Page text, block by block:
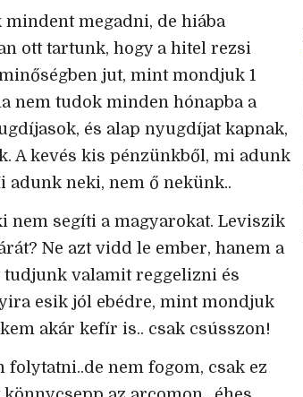
megadni, de hiába
ott tartunk, hogy a hitel rezsi
jut, mint mondjuk 1
nem tudok minden hónapba a
és alap nyugdíjat kapnak,
A kevés kis pénzünkből, mi adunk
adunk neki, nem ő nekünk..
nem segíti a magyarokat. Leviszik
Ne azt vidd le ember, hanem a
tudjunk valamit reggelizni és
esik jól ebédre, mint mondjuk
akár kefír is.. csak csússzon!
nem fogom, csak ez